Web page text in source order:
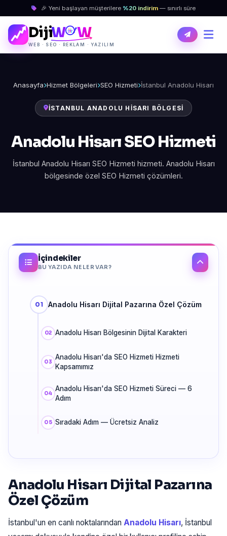
🎉 Yeni başlayan müşterilere %20 indirim — sınırlı süre
DijiW W
WEB · SEO · REKLAM · YAZILIM
Anasayfa Hizmet Bölgeleri SEO Hizmeti İstanbul Anadolu Hisarı
İSTANBUL ANADOLU HISARI BÖLGESI
Anadolu Hisarı SEO Hizmeti
İstanbul Anadolu Hisarı SEO Hizmeti hizmeti. Anadolu Hisarı
bölgesinde özel SEO Hizmeti çözümleri.
İçindekiler
BU YAZIDA NELER VAR?
Anadolu Hisarı Dijital Pazarına Özel Çözüm
Anadolu Hisarı Bölgesinin Dijital Karakteri
Anadolu Hisarı'da SEO Hizmeti Hizmeti
Kapsamımız
Anadolu Hisarı'da SEO Hizmeti Süreci — 6
Adım
Sıradaki Adım — Ücretsiz Analiz
Anadolu Hisarı Dijital Pazarına
Özel Çözüm
İstanbul'un en canlı noktalarından Anadolu Hisarı, İstanbul